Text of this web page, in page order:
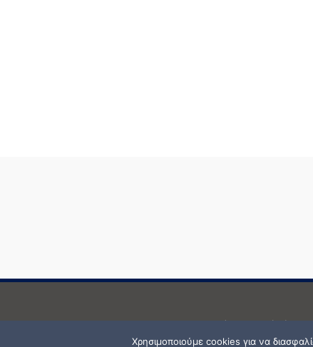
Δεν επιτρέπεται κανενός
Χρησιμοποιούμε cookies για να